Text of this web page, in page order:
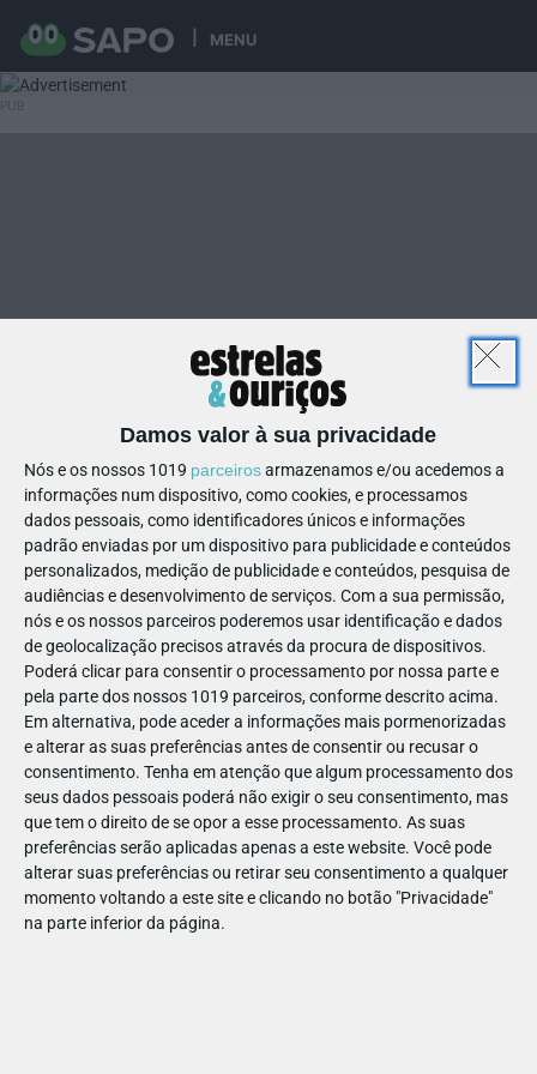
MENU
Damos valor à sua privacidade
Nós e os nossos 1019 parceirosarmazenamos e/ou acedemos a
informações num dispositivo, como cookies, e processamos
dados pessoais, como identificadores únicos e informações
padrão enviadas por um dispositivo para publicidade e conteúdos
personalizados, medição de publicidade e conteúdos, pesquisa de
audiências e desenvolvimento de serviços. Com a sua permissão,
nós e os nossos parceiros poderemos usar identificação e dados
de geolocalização precisos através da procura de dispositivos.
Poderá clicar para consentir o processamento por nossa parte e
pela parte dos nossos 1019 parceiros, conforme descrito acima.
Em alternativa, pode aceder a informações mais pormenorizadas
e alterar as suas preferências antes de consentir ou recusar o
consentimento. Tenha em atenção que algum processamento dos
seus dados pessoais poderá não exigir o seu consentimento, mas
que tem o direito de se opor a esse processamento. As suas
preferências serão aplicadas apenas a este website. Você pode
alterar suas preferências ou retirar seu consentimento a qualquer
momento voltando a este site e clicando no botão "Privacidade"
na parte inferior da página.
10
200512031397080